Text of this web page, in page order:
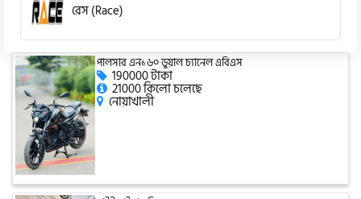
রেস (Race)
কিওয়ে (KeeWay)
পেগাসাস (Pagasus)
পালসার এন১৬০ ডুয়াল চ্যানেল এবিএস
190000 টাকা
21000 কিলো চলেছে
নোয়াখালী